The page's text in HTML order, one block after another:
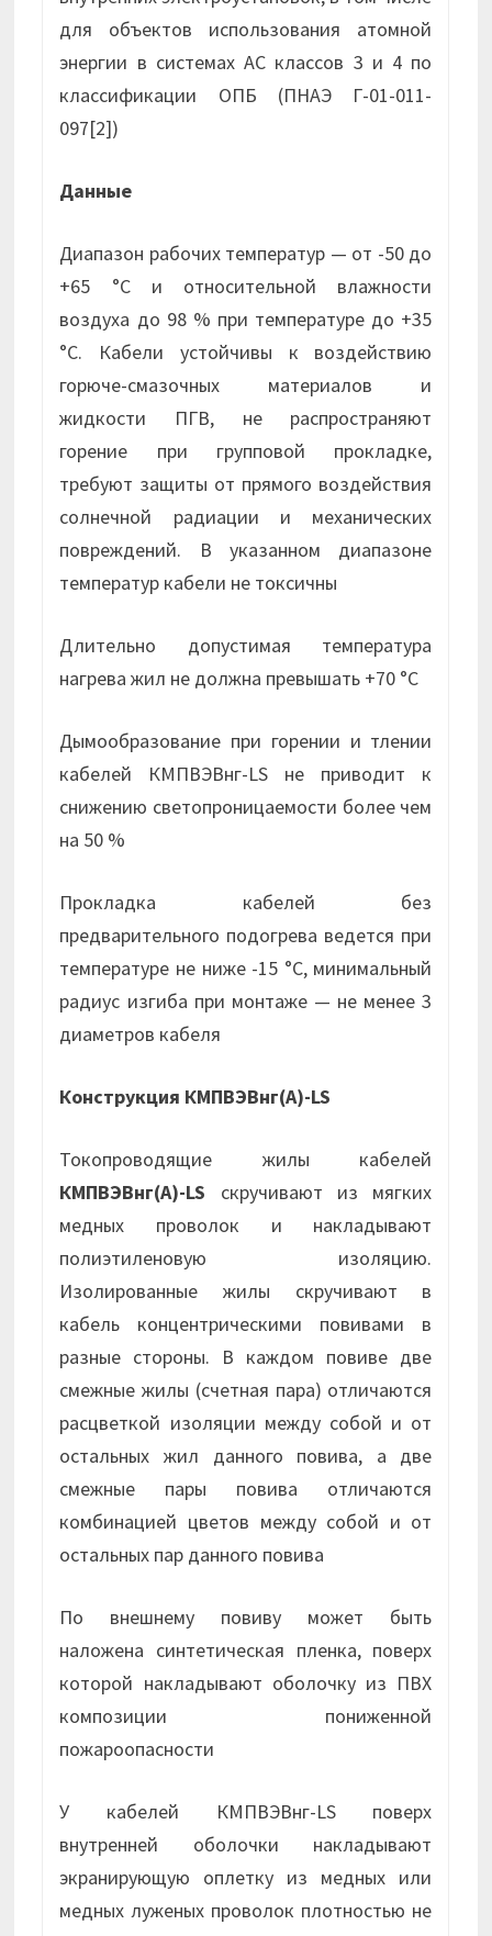
для объектов использования атомной
энергии в системах АС классов 3 и 4 по
классификации ОПБ (ПНАЭ Г-01-011-
097[2])
Данные
Диапазон рабочих температур — от -50 до
+65 °С и относительной влажности
воздуха до 98 % при температуре до +35
°С. Кабели устойчивы к воздействию
горюче-смазочных материалов и
жидкости ПГВ, не распространяют
горение при групповой прокладке,
требуют защиты от прямого воздействия
солнечной радиации и механических
повреждений. В указанном диапазоне
температур кабели не токсичны
Длительно допустимая температура
нагрева жил не должна превышать +70 °С
Дымообразование при горении и тлении
кабелей КМПВЭВнг-LS не приводит к
снижению светопроницаемости более чем
на 50 %
Прокладка кабелей без
предварительного подогрева ведется при
температуре не ниже -15 °С, минимальный
радиус изгиба при монтаже — не менее 3
диаметров кабеля
Конструкция КМПВЭВнг(А)-LS
Токопроводящие жилы кабелей
КМПВЭВнг(А)-LS скручивают из мягких
медных проволок и накладывают
полиэтиленовую изоляцию.
Изолированные жилы скручивают в
кабель концентрическими повивами в
разные стороны. В каждом повиве две
смежные жилы (счетная пара) отличаются
расцветкой изоляции между собой и от
остальных жил данного повива, а две
смежные пары повива отличаются
комбинацией цветов между собой и от
остальных пар данного повива
По внешнему повиву может быть
наложена синтетическая пленка, поверх
которой накладывают оболочку из ПВХ
композиции пониженной
пожароопасности
У кабелей КМПВЭВнг-LS поверх
внутренней оболочки накладывают
экранирующую оплетку из медных или
медных луженых проволок плотностью не